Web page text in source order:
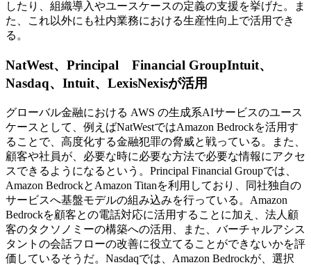
したり、組織導入やユースケースの定義の支援を挙げた。ま
た、これ以外にも社内業務における生産性向上で活用でき
る。
NatWest、Principal Financial GroupIntuit、
Nasdaq、Intuit、LexisNexisが活用
グローバル金融における AWS の生成系AIサービスのユース
ケースとして、例えばNatWestではAmazon Bedrockを活用す
ることで、高度化する金融犯罪の脅威と戦っている。また、
顧客や社員が、必要な時に必要な方法で必要な情報にアクセ
スできるようになるという。Principal Financial Groupでは、
Amazon BedrockとAmazon Titanを利用しており、同社独自の
サービスへ基盤モデルの組み込みを行っている。Amazon
Bedrockを顧客との電話対応に活用することに加え、法人顧
客のタクソノミーの構築への活用、また、バーチャルアシス
タントの会話フローの改善に役立てることができないかを評
価しているそうだ。Nasdaqでは、Amazon Bedrockが、選択